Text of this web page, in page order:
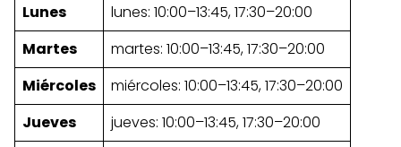
Lunes
lunes: 10:00–13:45, 17:30–20:00
Martes
martes: 10:00–13:45, 17:30–20:00
Miércoles
miércoles: 10:00–13:45, 17:30–20:00
Jueves
jueves: 10:00–13:45, 17:30–20:00